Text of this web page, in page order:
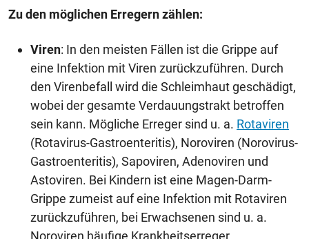
Zu den möglichen Erregern zählen:
Viren: In den meisten Fällen ist die Grippe auf
eine Infektion mit Viren zurückzuführen. Durch
den Virenbefall wird die Schleimhaut geschädigt,
wobei der gesamte Verdauungstrakt betroffen
sein kann. Mögliche Erreger sind u. a. Rotaviren
(Rotavirus-Gastroenteritis), Noroviren (Norovirus-
Gastroenteritis), Sapoviren, Adenoviren und
Astoviren. Bei Kindern ist eine Magen-Darm-
Grippe zumeist auf eine Infektion mit Rotaviren
zurückzuführen, bei Erwachsenen sind u. a.
Noroviren häufige Krankheitserreger.